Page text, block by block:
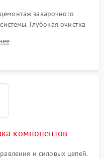
заварочного
Глубокая очистка
масел, жмыха и накипи.
с использованием
компонентов
и силовых цепей.